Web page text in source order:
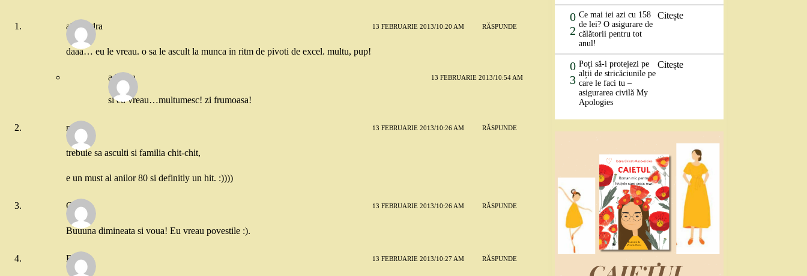
alexandra 13 FEBRUARIE 2013/10:20 AM RĂSPUNDE
daaa… eu le vreau. o sa le ascult la munca in ritm de pivoti de excel. multu, pup!
adriana 13 FEBRUARIE 2013/10:54 AM
si eu vreau…multumesc! zi frumoasa!
marcel 13 FEBRUARIE 2013/10:26 AM RĂSPUNDE
trebuie sa asculti si familia chit-chit,
e un must al anilor 80 si definitly un hit. :))))
Oana 13 FEBRUARIE 2013/10:26 AM RĂSPUNDE
Buuuna dimineata si voua! Eu vreau povestile :).
Raluca 13 FEBRUARIE 2013/10:27 AM RĂSPUNDE
0
2
Ce mai iei azi cu 158
de lei? O asigurare de
călătorii pentru tot
anul!
Citește
0
3
Poți să-i protejezi pe
alții de stricăciunile pe
care le faci tu –
asigurarea civilă My
Apologies
Citește